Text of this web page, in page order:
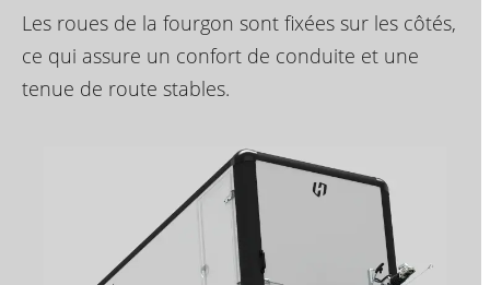
Les roues de la fourgon sont fixées sur les côtés,
ce qui assure un confort de conduite et une
tenue de route stables.